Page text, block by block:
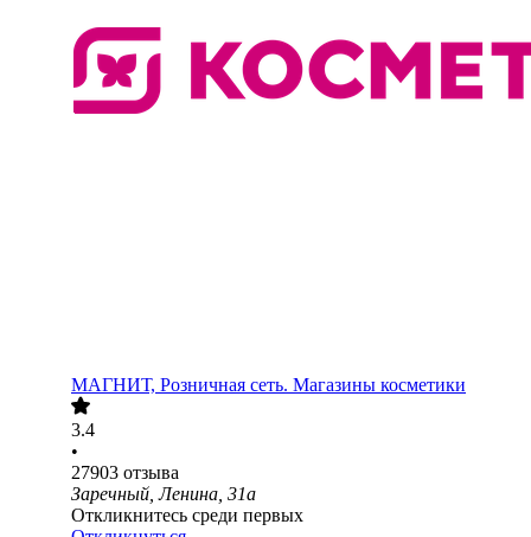
МАГНИТ, Розничная сеть. Магазины косметики
3.4
•
27903 отзыва
Заречный, Ленина, 31а
Откликнитесь среди первых